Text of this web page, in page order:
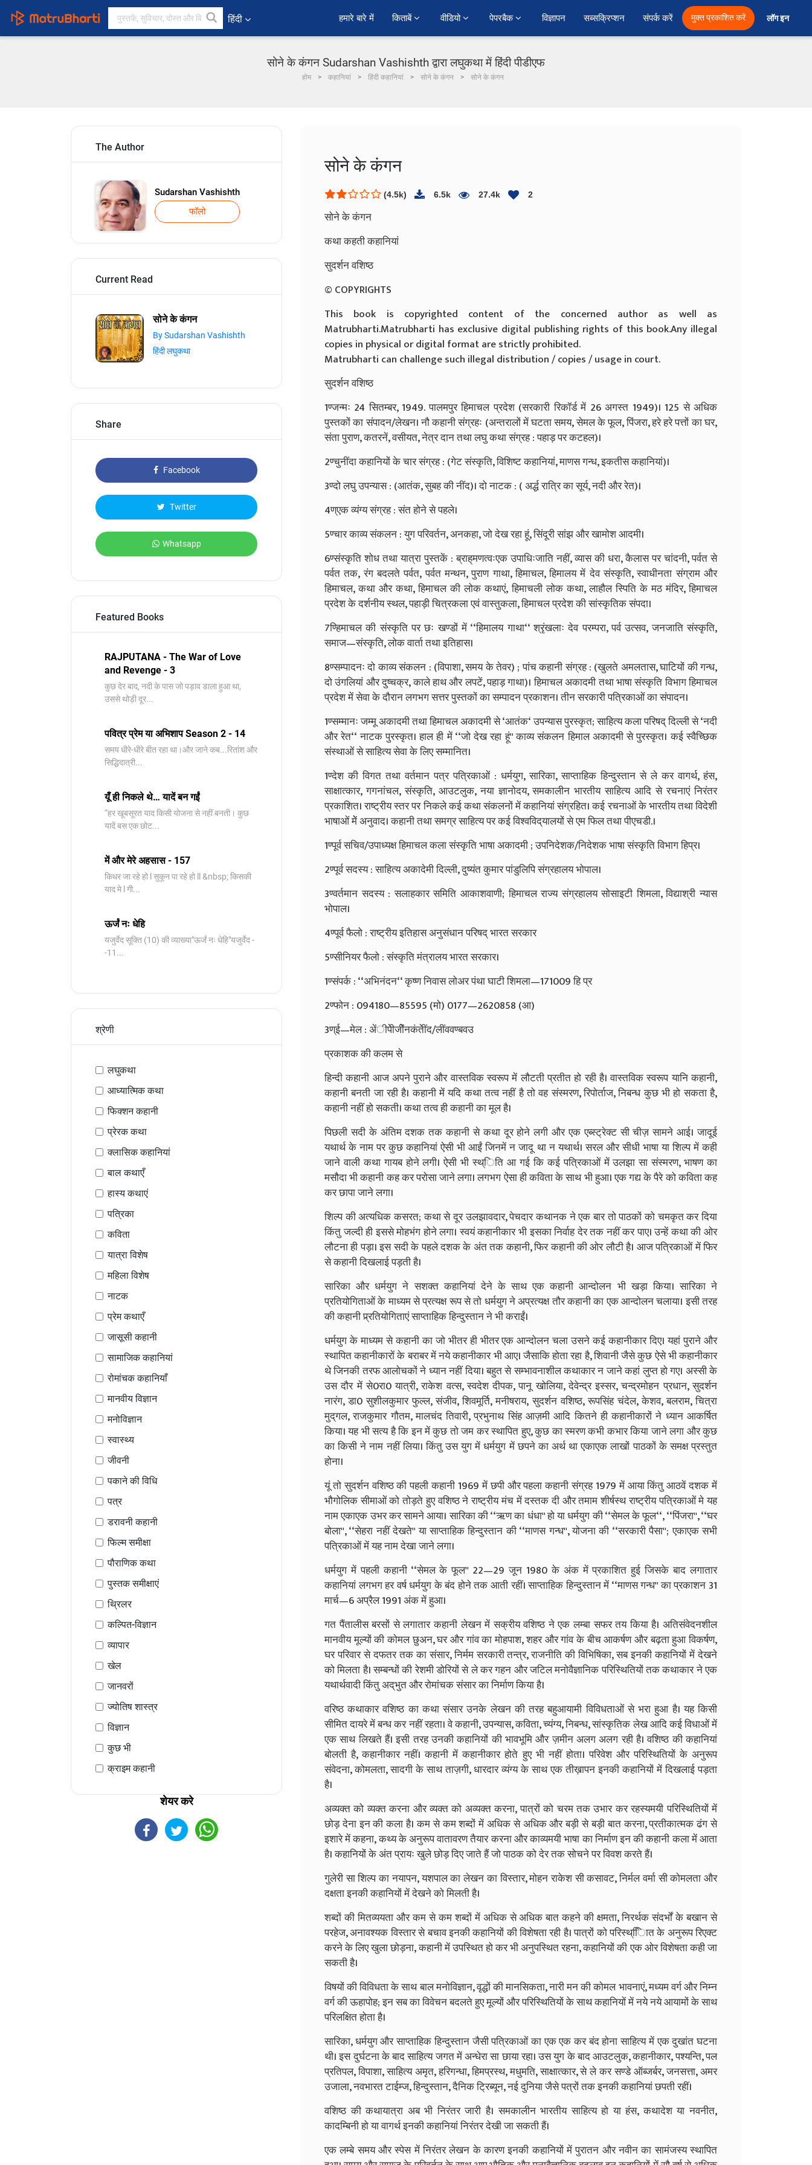
हिंदी हमारे बारे में किताबें वीडियो पेपरबैक विज्ञापन सब्सक्रिप्शन संपर्क करें मुक्त प्रकाशित करें लॉग इन
सोने के कंगन Sudarshan Vashishth द्वारा लघुकथा में हिंदी पीडीएफ
होम कहानियां हिंदी कहानियां सोने के कंगन सोने के कंगन
The Author
Sudarshan Vashishth
फॉलो
Current Read
सोने के कंगन
By Sudarshan Vashishth
हिंदी लघुकथा
Share
Facebook
Twitter
Whatsapp
Featured Books
RAJPUTANA - The War of Love
and Revenge - 3
कुछ देर बाद, नदी के पास जो पड़ाव डाला हुआ था,
उससे थोड़ी दूर...
पवित्र प्रेम या अभिशाप Season 2 - 14
समय धीरे-धीरे बीत रहा था।और जाने कब...रितांश और
सिद्धिदात्री...
यूँ ही निकले थे… यादें बन गईं
“हर खूबसूरत याद किसी योजना से नहीं बनती। कुछ
यादें बस एक छोट...
में और मेरे अहसास - 157
किधर जा रहे हो l सुकून पा रहे हो ll &nbsp; किसकी
याद मे l गी...
ऊर्जं नः धेहि
यजुर्वेद सूक्ति (10) की व्याख्या"ऊर्जं नः धेहि"यजुर्वेद -
-11...
श्रेणी
लघुकथा
आध्यात्मिक कथा
फिक्शन कहानी
प्रेरक कथा
क्लासिक कहानियां
बाल कथाएँ
हास्य कथाएं
पत्रिका
कविता
यात्रा विशेष
महिला विशेष
नाटक
प्रेम कथाएँ
जासूसी कहानी
सामाजिक कहानियां
रोमांचक कहानियाँ
मानवीय विज्ञान
मनोविज्ञान
स्वास्थ्य
जीवनी
पकाने की विधि
पत्र
डरावनी कहानी
फिल्म समीक्षा
पौराणिक कथा
पुस्तक समीक्षाएं
थ्रिलर
कल्पित-विज्ञान
व्यापार
खेल
जानवरों
ज्योतिष शास्त्र
विज्ञान
कुछ भी
क्राइम कहानी
शेयर करे
सोने के कंगन
(4.5k) 6.5k 27.4k 2
सोने के कंगन
कथा कहती कहानियां
सुदर्शन वशिष्ठ
© COPYRIGHTS
This book is copyrighted content of the concerned author as well as
Matrubharti.Matrubharti has exclusive digital publishing rights of this book.Any illegal
copies in physical or digital format are strictly prohibited.
Matrubharti can challenge such illegal distribution / copies / usage in court.
सुदर्शन वशिष्ठ
1ण्जन्मः 24 सितम्बर, 1949. पालमपुर हिमाचल प्रदेश (सरकारी रिकॉर्ड में 26 अगस्त 1949)। 125 से अधिक
पुस्तकों का संपादन/लेखन। नौ कहानी संग्रहः (अन्तरालों में घटता समय, सेमल के फूल, पिंजरा, हरे हरे पत्तों का घर,
संता पुराण, कतरनें, वसीयत, नेत्र दान तथा लघु कथा संग्रह : पहाड़ पर कटहल)।
2ण्चुनींदा कहानियों के चार संग्रह : (गेट संस्कृति, विशिष्ट कहानियां, माणस गन्ध, इकतीस कहानियां)।
3ण्दो लघु उपन्यास : (आतंक, सुबह की नींद)। दो नाटक : ( अर्द्ध रात्रि का सूर्य, नदी और रेत)।
4ण्एक व्यंग्य संग्रह : संत होने से पहले।
5ण्चार काव्य संकलन : युग परिवर्तन, अनकहा, जो देख रहा हूं, सिंदूरी सांझ और खामोश आदमी।
6ण्संस्कृति शोध तथा यात्रा पुस्तकें : ब्राह्‌मणत्वःएक उपाधिःजाति नहीं, व्यास की धरा, कैलास पर चांदनी, पर्वत से
पर्वत तक, रंग बदलते पर्वत, पर्वत मन्थन, पुराण गाथा, हिमाचल, हिमालय में देव संस्कृति, स्वाधीनता संग्राम और
हिमाचल, कथा और कथा, हिमाचल की लोक कथाएं, हिमाचली लोक कथा, लाहौल स्पिति के मठ मंदिर, हिमाचल
प्रदेश के दर्शनीय स्थल, पहाड़ी चित्रकला एवं वास्तुकला, हिमाचल प्रदेश की सांस्कृतिक संपदा।
7ण्हिमाचल की संस्कृति पर छः खण्डों में ‘‘हिमालय गाथा‘‘ श्रृंखलाः देव परम्परा, पर्व उत्सव, जनजाति संस्कृति,
समाज—संस्कृति, लोक वार्ता तथा इतिहास।
8ण्सम्पादनः दो काव्य संकलन : (विपाशा, समय के तेवर) ; पांच कहानी संग्रह : (खुलते अमलतास, घाटियों की गन्ध,
दो उंगलियां और दुष्चक्र, काले हाथ और लपटें, पहाड़ गाथा)। हिमाचल अकादमी तथा भाषा संस्कृति विभाग हिमाचल
प्रदेश में सेवा के दौरान लगभग सत्तर पुस्तकों का सम्पादन प्रकाशन। तीन सरकारी पत्रिकाओं का संपादन।
1ण्सम्मानः जम्मू अकादमी तथा हिमाचल अकादमी से ‘आतंक‘ उपन्यास पुरस्कृत; साहित्य कला परिषद्‌ दिल्ली से ‘नदी
और रेत‘‘ नाटक पुरस्कृत। हाल ही में ‘‘जो देख रहा हूं'' काव्य संकलन हिमाल अकादमी से पुरस्कृत। कई स्वैच्छिक
संस्थाओं से साहित्य सेवा के लिए सम्मानित।
1ण्देश की विगत तथा वर्तमान पत्र पत्रिकाओं : धर्मयुग, सारिका, साप्ताहिक हिन्दुस्तान से ले कर वागर्थ, हंस,
साक्षात्कार, गगनांचल, संस्कृति, आउटलुक, नया ज्ञानोदय, समकालीन भारतीय साहित्य आदि से रचनाएं निरंतर
प्रकाशित। राष्ट्रीय स्तर पर निकले कई कथा संकलनों में कहानियां संग्रहित। कई रचनाओं के भारतीय तथा विदेशी
भाषाओं मेें अनुवाद। कहानी तथा समग्र साहित्य पर कई विश्वविद्‌यालयों से एम फिल तथा पीएचडी.।
1ण्पूर्व सचिव/उपाध्यक्ष हिमाचल कला संस्कृति भाषा अकादमी ; उपनिदेशक/निदेशक भाषा संस्कृति विभाग हिप्र।
2ण्पूर्व सदस्य : साहित्य अकादेमी दिल्ली, दुष्यंत कुमार पांडुलिपि संग्रहालय भोपाल।
3ण्वर्तमान सदस्य : सलाहकार समिति आकाशवाणी; हिमाचल राज्य संग्रहालय सोसाइटी शिमला, विद्याश्री न्यास
भोपाल।
4ण्पूर्व फैलो : राष्ट्रीय इतिहास अनुसंधान परिषद्‌ भारत सरकार
5ण्सीनियर फैलो : संस्कृति मंत्रालय भारत सरकार।
1ण्संपर्क : ‘‘अभिनंदन‘‘ कृष्ण निवास लोअर पंथा घाटी शिमला—171009 हि प्र
2ण्फोन : 094180—85595 (मो) 0177—2620858 (आ)
3ण्ई—मेल : अेंीपेीजीेंनकंतेींद/लींववण्बवउ
प्रकाशक की कलम से
हिन्दी कहानी आज अपने पुराने और वास्तविक स्वरूप में लौटती प्रतीत हो रही है। वास्तविक स्वरूप यानि कहानी,
कहानी बनती जा रही है। कहानी में यदि कथा तत्व नहीं है तो वह संस्मरण, रिपोर्ताज, निबन्ध कुछ भी हो सकता है,
कहानी नहीं हो सकती। कथा तत्व ही कहानी का मूल है।
पिछली सदी के अंतिम दशक तक कहानी से कथा दूर होने लगी और एक एब्स्ट्रेक्ट सी चीज़ सामने आई। जादूई
यथार्थ के नाम पर कुछ कहानियां ऐसी भी आईं जिनमें न जादू था न यथार्थ। सरल और सीधी भाषा या शिल्प में कही
जाने वाली कथा गायब होने लगी। ऐसी भी स्थ्िति आ गई कि कई पत्रिकाओं में उलझा सा संस्मरण, भाषण का
मसौदा भी कहानी कह कर परोसा जाने लगा। लगभग ऐसा ही कविता के साथ भी हुआ। एक गद्य के पैरे को कविता कह
कर छापा जाने लगा।
शिल्प की अत्यधिक कसरत; कथा से दूर उलझावदार, पेचदार कथानक ने एक बार तो पाठकों को चमकृत कर दिया
किंतु जल्दी ही इससे मोहभंग होने लगा। स्वयं कहानीकार भी इसका निर्वाह देर तक नहीं कर पाए। उन्हें कथा की ओर
लौटना ही पड़ा। इस सदी के पहले दशक के अंत तक कहानी, फिर कहानी की ओर लौटी है। आज पत्रिकाओं में फिर
से कहानी दिखलाई पड़ती है।
सारिका और धर्मयुग ने सशक्त कहानियां देने के साथ एक कहानी आन्दोलन भी खड़ा किया। सारिका ने
प्रतियोगिताओं के माध्यम से प्रत्यक्ष रूप से तो धर्मयुग ने अप्रत्यक्ष तौर कहानी का एक आन्दोलन चलाया। इसी तरह
की कहानी प्र्रतियोगिताएं साप्ताहिक हिन्दुस्तान ने भी कराईं।
धर्मयुग के माध्यम से कहानी का जो भीतर ही भीतर एक आन्दोलन चला उसने कई कहानीकार दिए। यहां पुराने और
स्थापित कहानीकाराें के बराबर में नये कहानीकार भी आए। जैसाकि होता रहा है, शिवानी जैसे कुछ ऐसे भी कहानीकार
थे जिनकी तरफ आलोचकों ने ध्यान नहीं दिया। बहुत से सम्भावनाशील कथाकार न जाने कहां लुप्त हो गए। अस्सी के
उस दौर में से0रा0 यात्री, राकेश वत्स, स्वदेश दीपक, पानू खोलिया, देवेन्द्र इस्सर, चन्द्रमोहन प्रधान, सुदर्शन
नारंग, डा0 सुशीलकुमार फुल्ल, संजीव, शिवमूर्ति, मनीषराय, सुदर्शन वशिष्ठ, रूपसिंह चंदेल, केशव, बलराम, चित्रा
मुद्‌गल, राजकुमार गौतम, मालचंद तिवारी, प्रभुनाथ सिंह आज़मी आदि कितने ही कहानीकारों ने ध्यान आकर्षित
किया। यह भी सत्य है कि इन में कुछ तो जम कर स्थापित हुए, कुछ का स्मरण कभी कभार किया जाने लगा और कुछ
का किसी ने नाम नहीं लिया। किंतु उस युग में धर्मयुग में छपने का अर्थ था एकाएक लाखों पाठकों के समक्ष प्रस्तुत
होना।
यूं तो सुदर्शन वशिष्ठ की पहली कहानी 1969 में छपी और पहला कहानी संग्रह 1979 में आया किंतु आठवें दशक में
भौगोलिक सीमाओं को तोड़ते हुए वशिष्ठ ने राष्ट्रीय मंच में दस्तक दी और तमाम शीर्षस्थ राष्ट्रीय पत्रिकाओं मे यह
नाम एकाएक उभर कर सामने आया। सारिका की ‘‘ऋण का धंधा'' हो या धर्मयुग की ‘‘सेमल के फूल‘‘, ‘‘पिंजरा'', ‘‘घर
बोला'', ‘‘सेहरा नहीं देखते'' या साप्ताहिक हिन्दुस्तान की ‘‘माणस गन्ध'', योजना की ‘‘सरकारी पैसा''; एकाएक सभी
पत्रिकाओं में यह नाम देखा जाने लगा।
धर्मयुग में पहली कहानी ‘‘सेमल के फूल'' 22—29 जून 1980 के अंक में प्रकाशित हुई जिसके बाद लगातार
कहानियां लगभग हर वर्ष धर्मयुग के बंद होने तक आती रहीं। साप्ताहिक हिन्दुस्तान में ‘‘माणस गन्ध'' का प्रकाशन 31
मार्च—6 अप्रैल 1991 अंक में हुआ।
गत पैंतालीस बरसों से लगातार कहानी लेखन में सक्रीय वशिष्ठ ने एक लम्बा सफर तय किया है। अतिसंवेदनशील
मानवीय मूल्यों की कोमल छुअन, घर और गांव का मोहपाश, शहर और गांव के बीच आकर्षण और बढ़ता हुआ विकर्षण,
घर परिवार से दफतर तक का संसार, निर्मम सरकारी तन्त्र, राजनीति की विभिषिका, सब इनकी कहानियों में देखने
को मिलता है। सम्बन्धों की रेशमी डोरियों से ले कर गहन और जटिल मनोवैज्ञानिक परिस्थितियों तक कथाकार ने एक
यथार्थवादी किंतु अद्‌भुत और रोमांचक संसार का निर्माण किया है।
वरिष्ठ कथाकार वशिष्ठ का कथा संसार उनके लेखन की तरह बहुआयामी विविधताओं से भरा हुआ है। यह किसी
सीमित दायरे में बन्ध कर नहीं रहता। वे कहानी, उपन्यास, कविता, च्यंग्य, निबन्ध, सांस्कृतिक लेख आदि कई विधाओं में
एक साथ लिखते हैं। इसी तरह उनकी कहानियों की भावभूमि और ज़मीन अलग अलग रही है। वशिष्ठ की कहानियां
बोलती है, कहानीकार नहीं। कहानी में कहानीकार होते हुए भी नहीं होता। परिवेश और परिस्थितियों के अनुरूप
संवेदना, कोमलता, सादगी के साथ ताज़गी, धारदार व्यंग्य के साथ एक तीख़ापन इनकी कहानियों में दिखलाई पड़ता
है।
अव्यक्त को व्यक्त करना और व्यक्त को अव्यक्त करना, पात्रों को चरम तक उभार कर रहस्यमयी परिस्थितियों में
छोड़ देना इन की कला है। कम से कम शब्दों में अधिक से अधिक और बड़ी से बड़ी बात करना, प्रतीकात्मक ढंग से
इशारे में कहना, कथ्य के अनुरूप वातावरण तैयार करना और काव्यमयी भाषा का निर्माण इन की कहानी कला में आता
है। कहानियों के अंत प्रायः खुले छोड़ दिए जाते हैं जो पाठक को देर तक सोचने पर विवश करते हैं।
गुलेरी सा शिल्प का नयापन, यशपाल का लेखन का विस्तार, मोहन राकेश सी कसावट, निर्मल वर्मा सी कोमलता और
दक्षता इनकी कहानियों में देखने को मिलती है।
शब्दों की मितव्ययता और कम से कम शब्दों में अधिक से अधिक बात कहने की क्षमता, निरर्थक संदर्भों के बखान से
परहेज, अनावश्यक विस्तार से बचाव इनकी कहानियों की विशेषता रही है। पात्रों को परिस्थ्ििात के अनुरूप रिएक्ट
करने के लिए खुला छोड़ना, कहानी में उपस्थित हो कर भी अनुपस्थित रहना, कहानियों की एक ओर विशेषता कही जा
सकती है।
विषयों की विविधता के साथ बाल मनोविज्ञान, वृद्धों की मानसिकता, नारी मन की कोमल भावनाएं, मध्यम वर्ग और निम्न
वर्ग की ऊहापोह; इन सब का विवेचन बदलते हुए मूल्यों और परिस्थितियों के साथ कहानियाें में नये नये आयामों के साथ
परिलक्षित होता है।
सारिका, धर्मयुग और साप्ताहिक हिन्दुस्तान जैसी पत्रिकाओं का एक एक कर बंद होना साहित्य में एक दुखांत घटना
थी। इस दुर्घटना के बाद साहित्य जगत में अन्धेरा सा छाया रहा। उस युग के बाद आउटलुक, कहानीकार, पश्यन्ति, पल
प्रतिपल, विपाशा, साहित्य अमृत, हरिगन्धा, हिमप्रस्थ, मधुमति, साक्षात्कार, से ले कर सण्डे ऑब्जर्बर, जनसत्ता, अमर
उजाला, नवभारत टाईम्ज, हिन्दुस्तान, दैनिक ट्रिब्यून, नई दुनिया जैसे पत्रों तक इनकी कहानियां छपती रहीं।
वशिष्ठ की कथायात्रा अब भी निरंतर जारी है। समकालीन भारतीय साहित्य हो या हंस, कथादेश या नवनीत,
कादम्बिनी हो या वागर्थ इनकी कहानियां निरंतर देखी जा सकती हैं।
एक लम्बे समय और स्पेस में निरंतर लेखन के कारण इनकी कहानियों में पुरातन और नवीन का सामंजस्य स्थापित